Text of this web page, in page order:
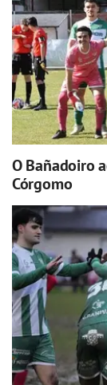
O Bañadoiro
Córgomo